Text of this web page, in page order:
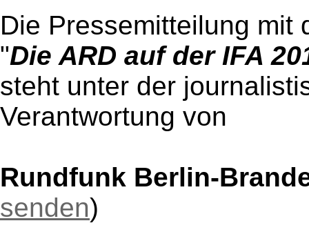
Die Pressemitteilung mit
"Die ARD auf der IFA
steht unter der
Verantwortung von
Rundfunk Berlin-
senden)